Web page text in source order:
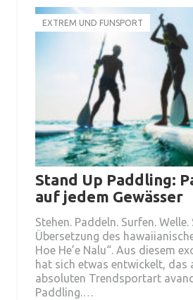
EXTREM UND FUNSPORT
Stand Up Paddling:
auf jedem Gewässer
Stehen. Paddeln. Surfen.
Übersetzung des
Hoe He’e Nalu“. Aus diesem
hat sich etwas entwickelt, das
absoluten Trendsportart
Paddling.…